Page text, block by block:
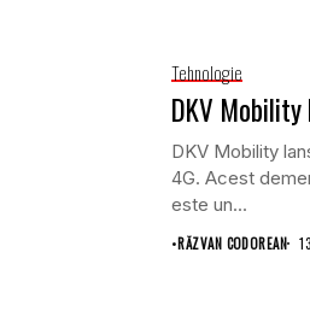
Tehnologie
DKV
DKV Mobility
4G. Acest
este un...
•RĂZVAN CODOREAN